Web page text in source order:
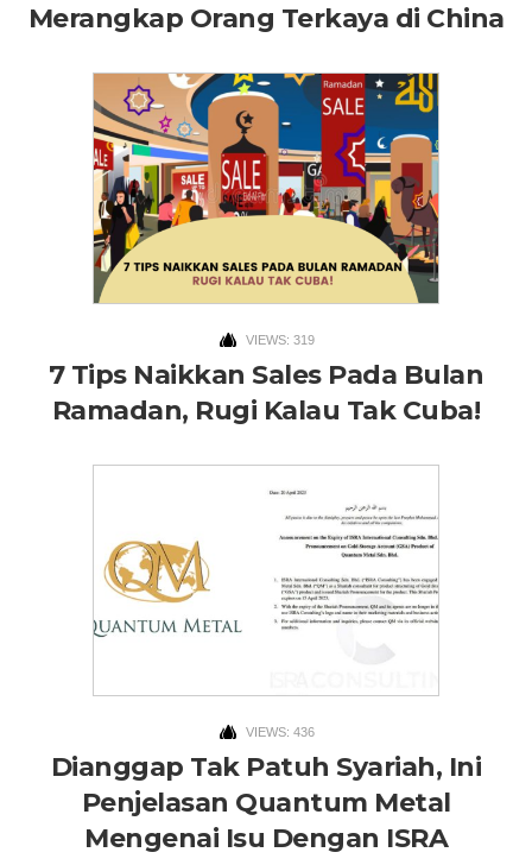
Merangkap Orang Terkaya di China
VIEWS: 319
7 Tips Naikkan Sales Pada Bulan
Ramadan, Rugi Kalau Tak Cuba!
VIEWS: 436
Dianggap Tak Patuh Syariah, Ini
Penjelasan Quantum Metal
Mengenai Isu Dengan ISRA